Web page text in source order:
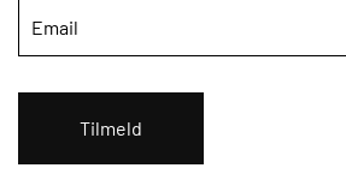
Tilmeld